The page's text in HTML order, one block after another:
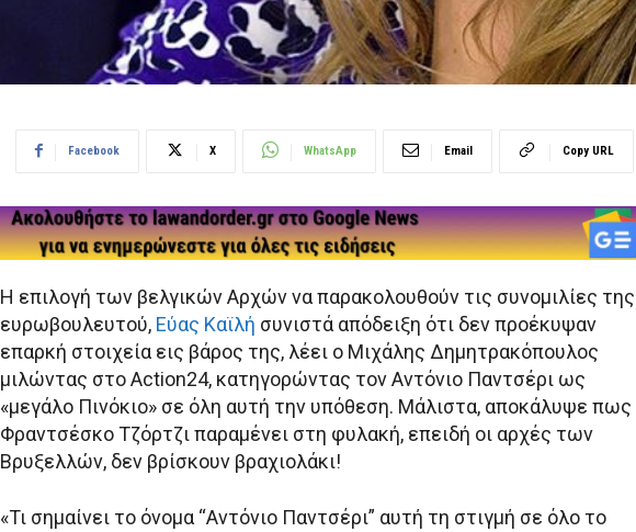
Facebook X WhatsApp Email Copy URL
Η επιλογή των βελγικών Αρχών να παρακολουθούν τις συνομιλίες της
ευρωβουλευτού, Εύας Καϊλή συνιστά απόδειξη ότι δεν προέκυψαν
επαρκή στοιχεία εις βάρος της, λέει ο Μιχάλης Δημητρακόπουλος
μιλώντας στο Action24, κατηγορώντας τον Αντόνιο Παντσέρι ως
«μεγάλο Πινόκιο» σε όλη αυτή την υπόθεση. Μάλιστα, αποκάλυψε πως
Φραντσέσκο Τζόρτζι παραμένει στη φυλακή, επειδή οι αρχές των
Βρυξελλών, δεν βρίσκουν βραχιολάκι!
«Τι σημαίνει το όνομα “Αντόνιο Παντσέρι” αυτή τη στιγμή σε όλο το